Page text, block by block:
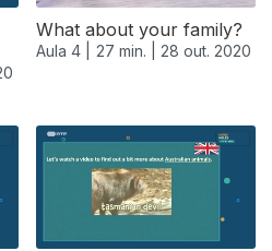
What about your family?
Aula 4 | 27 min. | 28 out. 2020